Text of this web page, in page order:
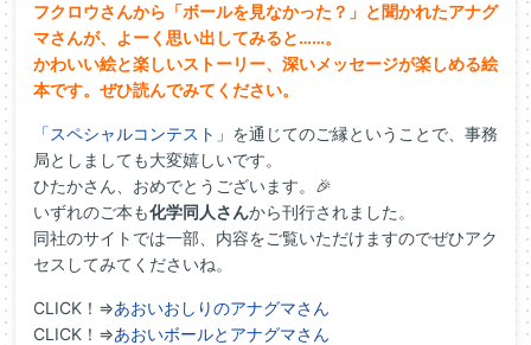
フクロウさんから「ボールを見なかった？」と聞かれたアナグ
マさんが、よーく思い出してみると……。
かわいい絵と楽しいストーリー、深いメッセージが楽しめる絵
本です。ぜひ読んでみてください。
「スペシャルコンテスト」 を通じてのご縁ということで、事務
局としましても大変嬉しいです。
ひたかさん、おめでとうございます。🎉
いずれのご本も化学同人さんから刊行されました。
同社のサイトでは一部、内容をご覧いただけますのでぜひアク
セスしてみてくださいね。
CLICK！⇒あおいおしりのアナグマさん
CLICK！⇒あおいボールとアナグマさん